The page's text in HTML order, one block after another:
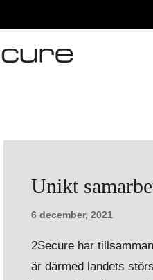
Unikt
6 december, 2021
2Secure har
är därmed landets